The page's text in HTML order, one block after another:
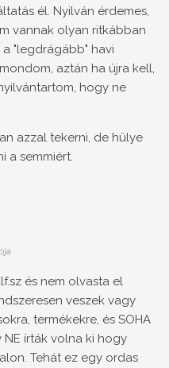
él. Nyilván érdemes,
vannak olyan ritkábban
a "legdrágább" havi
aztán ha újra kell,
hogy ne
azzal tekerni, de hülye
a semmiért.
és nem olvasta el
veszek vagy
termékekre, és SOHA
írták volna ki hogy
Tehát ez egy ordas